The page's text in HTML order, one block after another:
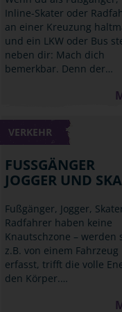
Inline-Skater oder
an einer Kreuzung
und ein LKW oder Bus
neben dir: Mach dich
bemerkbar. Denn der…
VERKEHR
FUSSGÄNGER J
OGGER UND
Fußgänger, Jogger,
Radfahrer haben keine
Knautschzone – werden
z.B. von einem Fahrzeug
erfasst, trifft die volle
den Körper.…